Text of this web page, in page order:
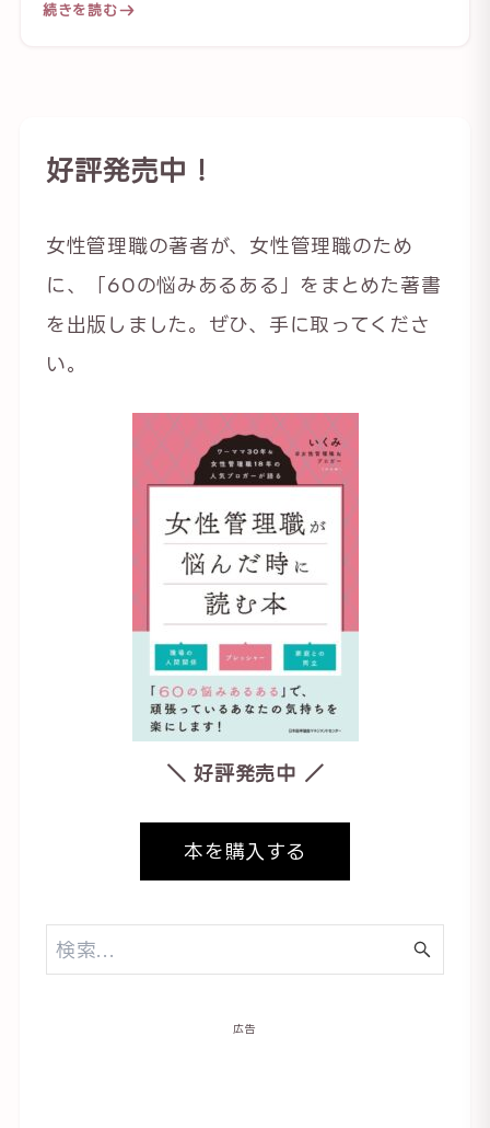
続きを読む
好評発売中！
女性管理職の著者が、女性管理職のため
に、「60の悩みあるある」をまとめた著書
を出版しました。ぜひ、手に取ってくださ
い。
＼ 好評発売中 ／
本を購入する
広告